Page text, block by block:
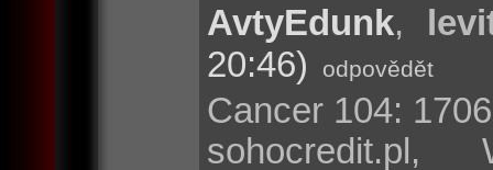
AvtyEdunk,
20:46)
odpovědět
Cancer 104: